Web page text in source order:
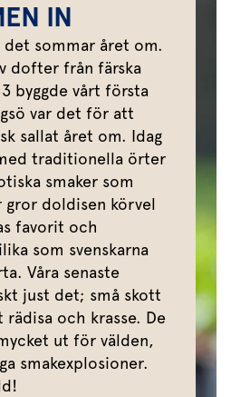
IN
det sommar året om.
dofter från färska
byggde vårt första
var det för att
sallat året om. Idag
traditionella örter
smaker som
gror doldisen körvel
favorit och
som svenskarna
Våra senaste
just det; små skott
rädisa och krasse. De
ut för välden,
smakexplosioner.